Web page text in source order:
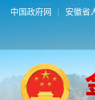
中国政府网 安徽省